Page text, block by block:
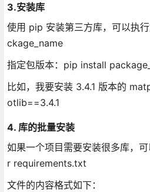
3.安装库
使用 pip 安装第三方库，可以执
ckage_name
指定包版本：pip install
比如，我要安装 3.4.1 版本的
otlib==3.4.1
4. 库的批量安装
如果一个项目需要安装很多库，
r requirements.txt
文件的内容格式如下：